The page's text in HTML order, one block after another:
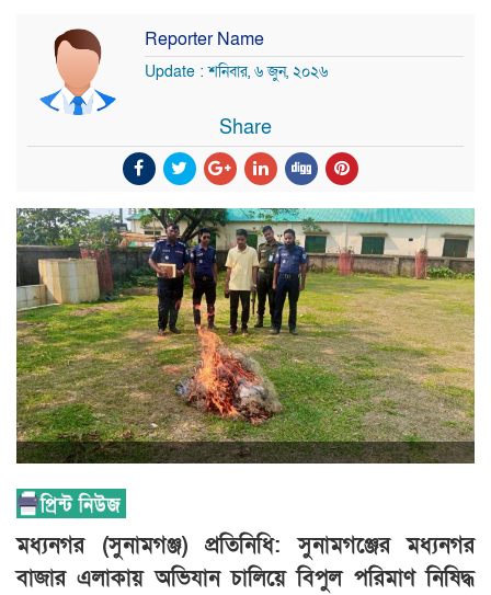
Reporter Name
Update : শনিবার, ৬ জুন, ২০২৬
Share
মধ্যনগর (সুনামগঞ্জ) প্রতিনিধি: সুনামগঞ্জের মধ্যনগর
বাজার এলাকায় অভিযান চালিয়ে বিপুল পরিমাণ নিষিদ্ধ